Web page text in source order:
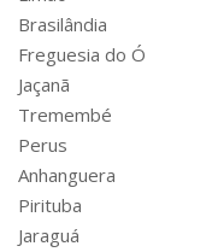
Brasilândia
Freguesia do Ó
Jaçanã
Tremembé
Perus
Anhanguera
Pirituba
Jaraguá